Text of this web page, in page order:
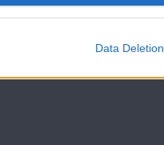
Data Deletion